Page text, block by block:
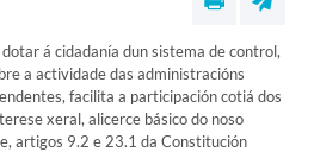
á cidadanía dun sistema de control,
a actividade das administracións
facilita a participación cotiá dos
xeral, alicerce básico do noso
artigos 9.2 e 23.1 da Constitución